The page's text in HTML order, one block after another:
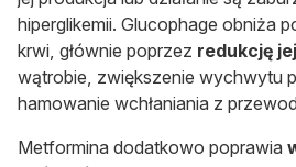
hiperglikemii. Glucophage obniża
krwi, głównie poprzez redukcję
wątrobie, zwiększenie wychwytu
hamowanie wchłaniania z
Metformina dodatkowo poprawia